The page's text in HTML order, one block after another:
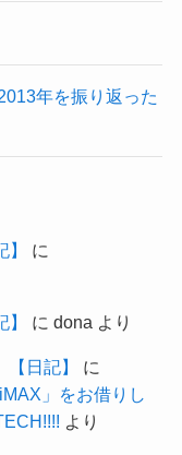
年を振り返った
に
に dona より
日記】
に
」をお借りし
より